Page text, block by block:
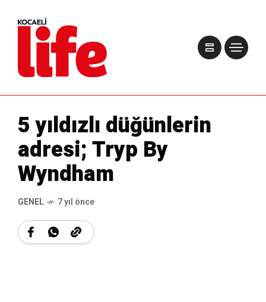
5 yıldızlı düğünlerin
adresi; Tryp By
Wyndham
GENEL 7 yıl önce